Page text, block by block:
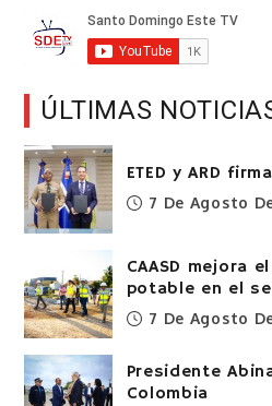
ÚLTIMAS
ETED y ARD
7 De Agosto
CAASD mejora
potable en el
7 De Agosto
Presidente
Colombia